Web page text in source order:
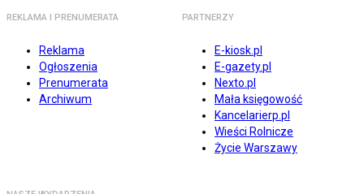
REKLAMA I PRENUMERATA
Reklama
Ogłoszenia
Prenumerata
Archiwum
PARTNERZY
E-kiosk.pl
E-gazety.pl
Nexto.pl
Mała księgowość
Kancelarierp.pl
Wieści Rolnicze
Życie Warszawy